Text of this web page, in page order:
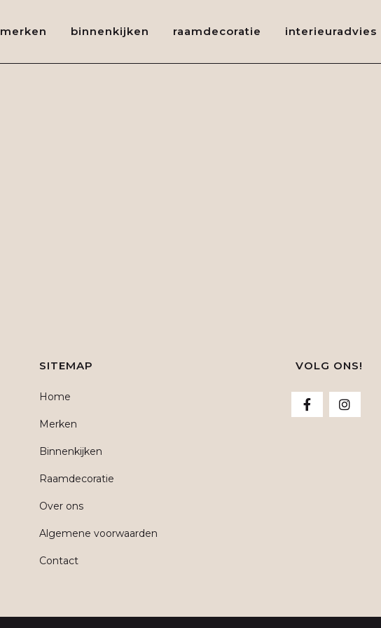
merken binnenkijken raamdecoratie interieuradvies
SITEMAP
Home
Merken
Binnenkijken
Raamdecoratie
Over ons
Algemene voorwaarden
Contact
VOLG ONS!